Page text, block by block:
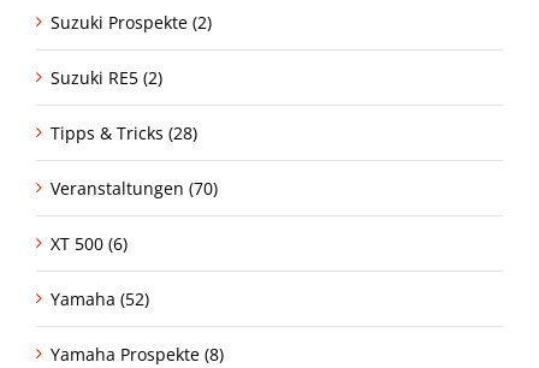
Suzuki Prospekte (2)
Suzuki RE5 (2)
Tipps & Tricks (28)
Veranstaltungen (70)
XT 500 (6)
Yamaha (52)
Yamaha Prospekte (8)